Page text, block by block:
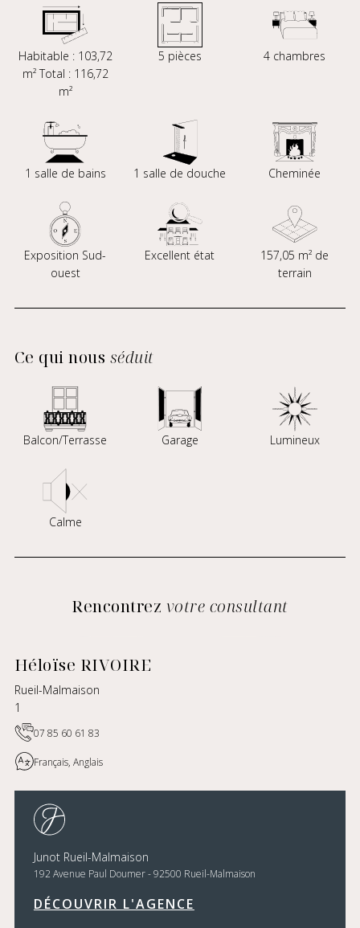
Habitable : 103,72
m² Total : 116,72
m²
5 pièces 4 chambres
1 salle de bains 1 salle de douche Cheminée
Exposition Sud-
ouest
Excellent état
157,05 m² de
terrain
Ce qui nous séduit
Balcon/Terrasse Garage Lumineux
Calme
Rencontrez votre consultant
Héloïse RIVOIRE
Rueil-Malmaison
1
07 85 60 61 83
Français, Anglais
Junot Rueil-Malmaison
192 Avenue Paul Doumer - 92500 Rueil-Malmaison
DÉCOUVRIR L'AGENCE